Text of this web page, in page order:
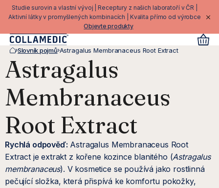
Přejít
na
Studie surovin a vlastní vývoj | Receptury z našich laboratoří v ČR |
Aktivní látky v promyšlených kombinacích | Kvalita přímo od výrobce
Objevte produkty
Domů
Slovník pojmů Astragalus Membranaceus Root Extract
Astragalus
Membranaceus
Root Extract
Rychlá odpověď: Astragalus Membranaceus Root
Extract je extrakt z kořene kozince blanitého (Astragalus
membranaceus). V kosmetice se používá jako rostlinná
pečující složka, která přispívá ke komfortu pokožky,